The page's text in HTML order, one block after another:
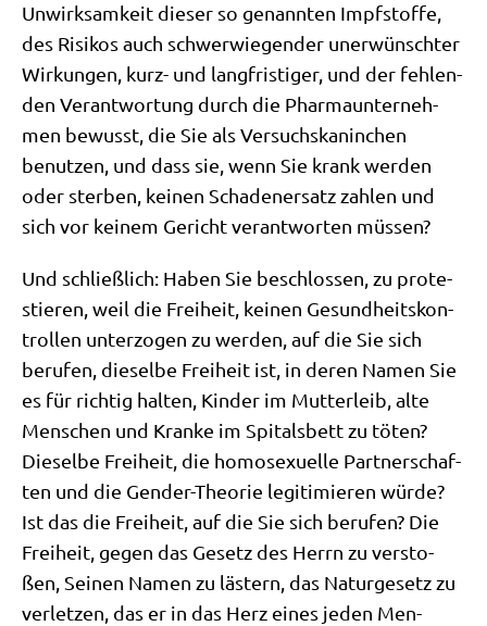
Unwirk­sam­keit die­ser so genann­ten Impf­stof­fe,
des Risi­kos auch schwer­wie­gen­der uner­wünsch­ter
Wir­kun­gen, kurz- und lang­fri­sti­ger, und der feh­len­
den Ver­ant­wor­tung durch die Phar­ma­un­ter­neh­
men bewusst, die Sie als Ver­suchs­ka­nin­chen
benut­zen, und dass sie, wenn Sie krank wer­den
oder ster­ben, kei­nen Scha­den­er­satz zah­len und
sich vor kei­nem Gericht ver­ant­wor­ten müssen?
Und schließ­lich: Haben Sie beschlos­sen, zu pro­te­
stie­ren, weil die Frei­heit, kei­nen Gesund­heits­kon­
trol­len unter­zo­gen zu wer­den, auf die Sie sich
beru­fen, die­sel­be Frei­heit ist, in deren Namen Sie
es für rich­tig hal­ten, Kin­der im Mut­ter­leib, alte
Men­schen und Kran­ke im Spi­tals­bett zu töten?
Die­sel­be Frei­heit, die homo­se­xu­el­le Part­ner­schaf­
ten und die Gen­der-Theo­rie legi­ti­mie­ren wür­de?
Ist das die Frei­heit, auf die Sie sich beru­fen? Die
Frei­heit, gegen das Gesetz des Herrn zu ver­sto­
ßen, Sei­nen Namen zu lästern, das Natur­ge­setz zu
ver­let­zen, das er in das Herz eines jeden Men­